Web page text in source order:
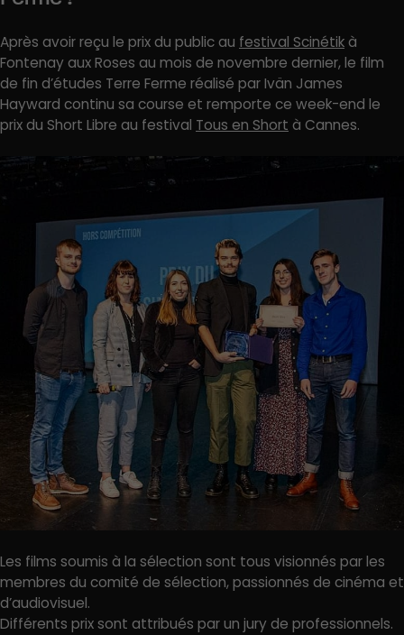
Après avoir reçu le prix du public au festival Scinétikà
Fontenay aux Roses au mois de novembre dernier, le film
de fin d’études Terre Ferme réalisé par Ivän James
Hayward continu sa course et remporte ce week-end le
prix du Short Libre au festival Tous en Short à Cannes.
Les films soumis à la sélection sont tous visionnés par les
membres du comité de sélection, passionnés de cinéma et
d’audiovisuel.
Différents prix sont attribués par un jury de professionnels.